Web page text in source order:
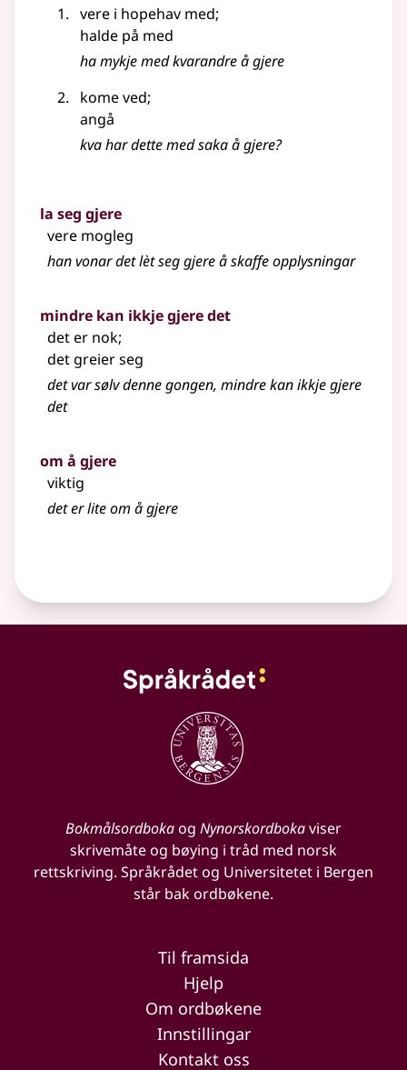
vere i hopehav med;
halde på med
ha mykje med kvarandre å gjere
kome ved;
angå
kva har dette med saka å gjere?
la seg gjere
vere mogleg
han vonar det lèt seg gjere å skaffe opplysningar
mindre kan ikkje gjere det
det er nok;
det greier seg
det var sølv denne gongen, mindre kan ikkje gjere
det
om å gjere
viktig
det er lite om å gjere
Bokmålsordbokaog Nynorskordbokaviser
skrivemåte og bøying i tråd med norsk
rettskriving. Språkrådet og Universitetet i Bergen
står bak ordbøkene.
Til framsida
Hjelp
Om ordbøkene
Innstillingar
Kontakt oss